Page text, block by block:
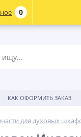
КАК ОФОРМИТЬ ЗАКАЗ
для духовых
0